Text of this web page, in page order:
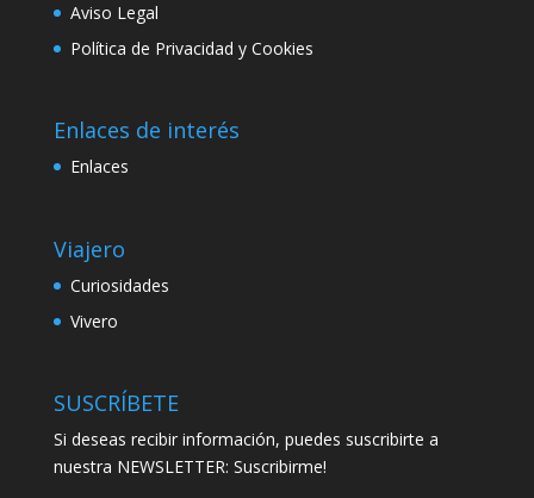
Aviso Legal
Política de Privacidad y Cookies
Enlaces de interés
Enlaces
Viajero
Curiosidades
Vivero
SUSCRÍBETE
Si deseas recibir información, puedes suscribirte a
nuestra NEWSLETTER: Suscribirme!